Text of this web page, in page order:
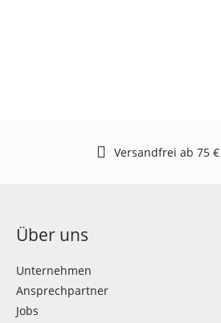
Versandfrei ab 75
Über uns
Unternehmen
Ansprechpartner
Jobs